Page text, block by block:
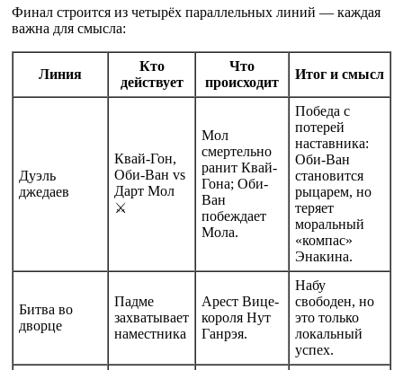
Финал строится из четырёх параллельных линий — каждая
важна для смысла:
Линия
Кто
действует
Что
происходит
Итог и смысл
Дуэль
джедаев
Квай-Гон,
Оби-Ван vs
Дарт Мол
⚔️
Мол
смертельно
ранит Квай-
Гона; Оби-
Ван
побеждает
Мола.
Победа с
потерей
наставника:
Оби-Ван
становится
рыцарем, но
теряет
моральный
«компас»
Энакина.
Битва во
дворце
Падме
захватывает
наместника
Арест Вице-
короля Нут
Ганрэя.
Набу
свободен, но
это только
локальный
успех.